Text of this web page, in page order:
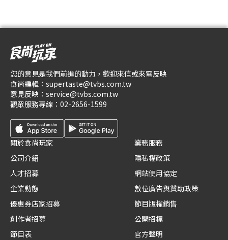
您的意見是我們前進的動力，歡迎來信或來電反映
食尚編輯： supertaste@tvbs.com.tw
意見反映： service@tvbs.com.tw
觀眾服務專線： 02-2656-1599
關於食尚玩家
公司介紹
人才招募
企業動態
優惠券店家招募
創作者招募
節目表
業務服務
隱私權政策
網站使用協定
數位廣告與贊助政策
節目版權銷售
公開招標
官方聲明